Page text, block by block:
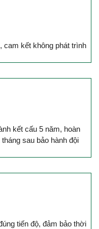
cam kết không phát trình
kết cấu 5 năm, hoàn
sau bảo hành đội
tiến độ, đảm bảo thời